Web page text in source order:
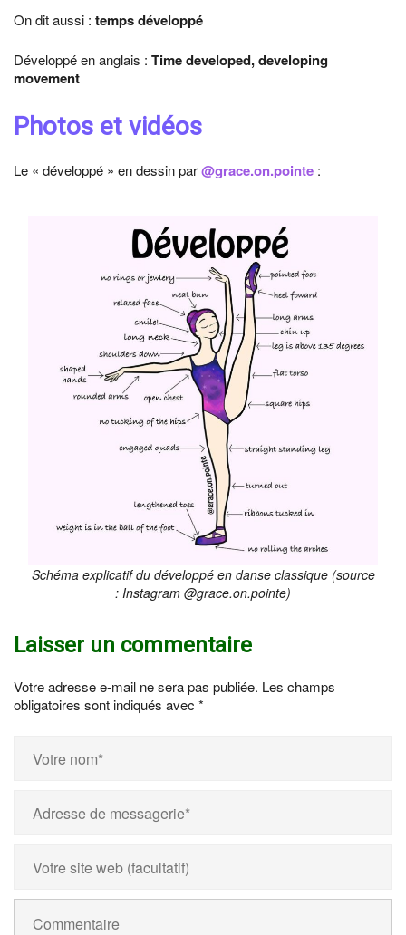
On dit aussi : temps développé
Développé en anglais : Time developed, developing
movement
Photos et vidéos
Le « développé » en dessin par@grace.on.pointe :
Schéma explicatif du développé en danse classique (source
: Instagram @grace.on.pointe)
Laisser un commentaire
Votre adresse e-mail ne sera pas publiée. Les champs
obligatoires sont indiqués avec *